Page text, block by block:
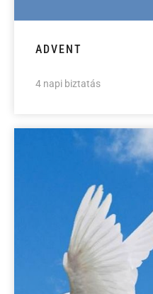
ADVENT
4 napi biztatás